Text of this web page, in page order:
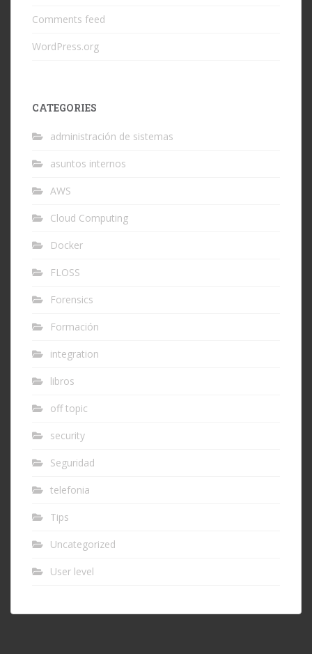
Comments feed
WordPress.org
CATEGORIES
administración de sistemas
asuntos internos
AWS
Cloud Computing
Docker
FLOSS
Forensics
Formación
integration
libros
off topic
security
Seguridad
telefonia
Tips
Uncategorized
User level